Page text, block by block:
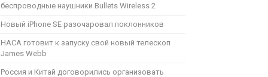
беспроводные наушники Bullets Wireless 2
Новый iPhone SE разочаровал поклонников
НАСА готовит к запуску свой новый телескоп
James Webb
Россия и Китай договорились организовать